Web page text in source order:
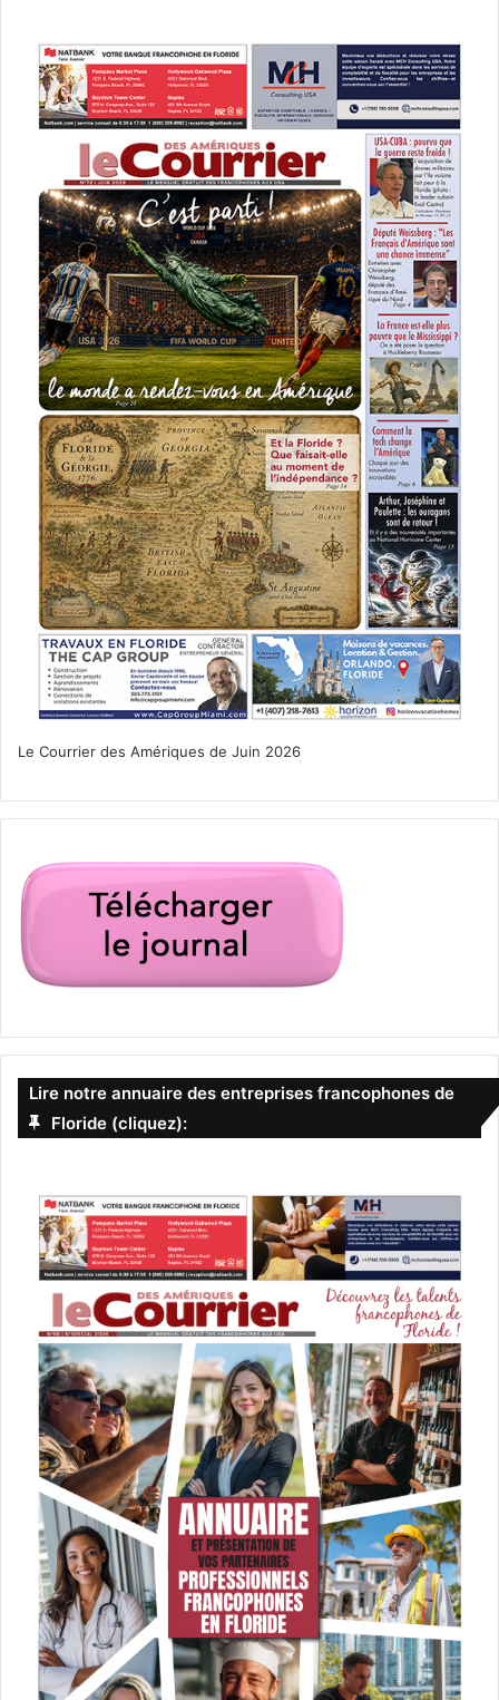
Le Courrier des Amériques de Juin 2026
Lire notre annuaire des entreprises francophones de
Floride (cliquez):